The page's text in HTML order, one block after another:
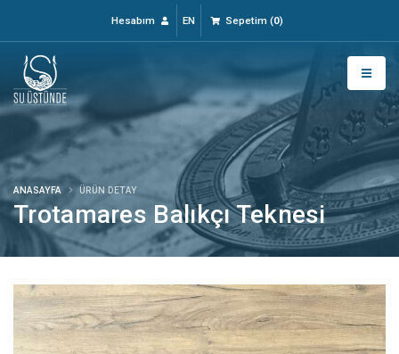
Hesabım EN Sepetim (0)
Trotamares Balıkçı Teknesi
ANASAYFA ÜRÜN DETAY